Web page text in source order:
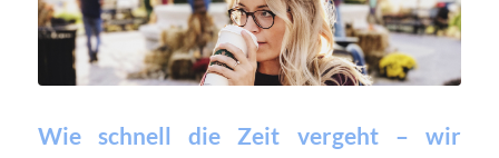
Wie schnell die Zeit vergeht – wir